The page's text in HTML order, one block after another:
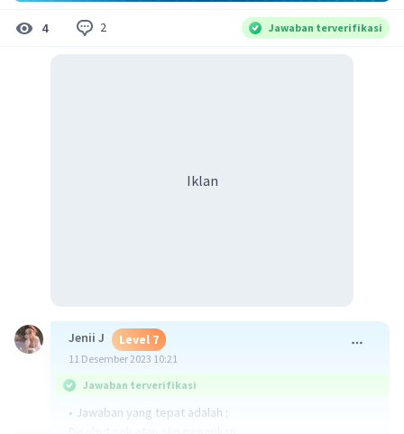
4 2 Jawaban terverifikasi
Iklan
Jenii J Level 7
11 Desember 2023 10:21
Jawaban terverifikasi
• Jawaban yang tepat adalah :